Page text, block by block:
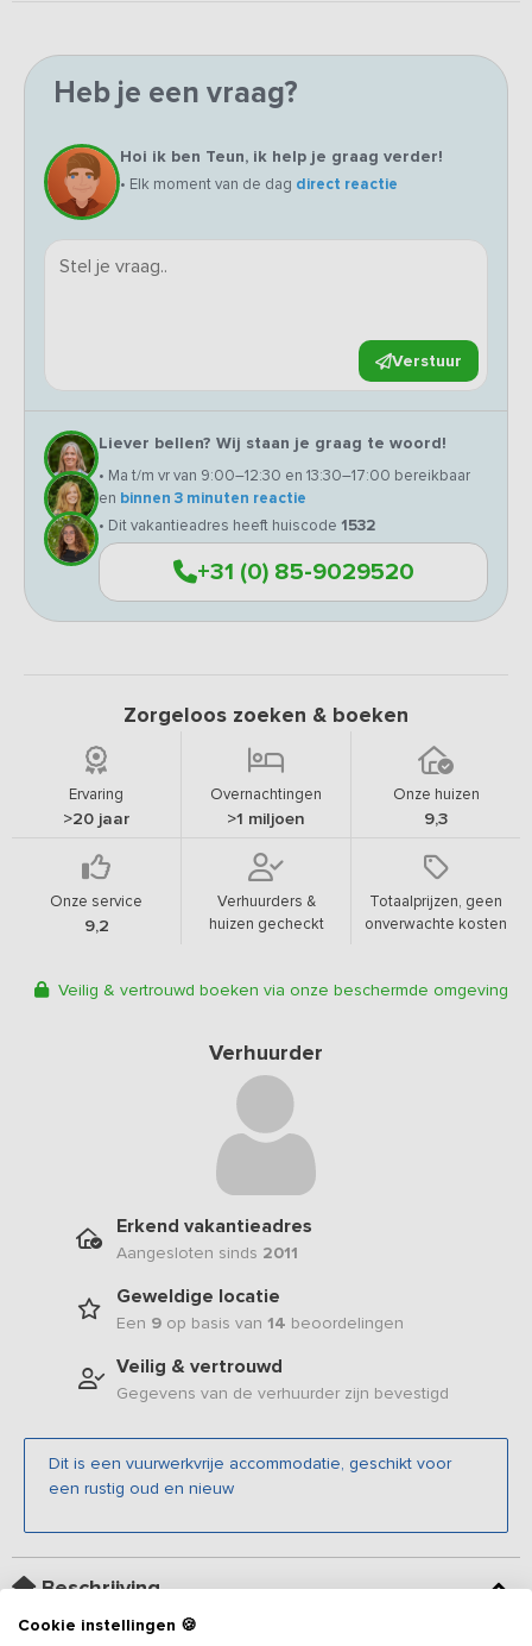
Heb je een vraag?
Hoi ik ben Teun, ik help je graag verder!
• Elk moment van de dag direct reactie
Verstuur
Liever bellen? Wij staan je graag te woord!
• Ma t/m vr van 9:00–12:30 en 13:30–17:00 bereikbaar
en binnen 3 minuten reactie
• Dit vakantieadres heeft huiscode 1532
+31 (0) 85-9029520
Zorgeloos zoeken & boeken
Ervaring
>20 jaar
Overnachtingen
>1 miljoen
Onze huizen
9,3
Onze service
9,2
Verhuurders &
huizen gecheckt
Totaalprijzen, geen
onverwachte kosten
Veilig & vertrouwd boeken via onze beschermde omgeving
Verhuurder
Erkend vakantieadres
Aangesloten sinds 2011
Geweldige locatie
Een 9 op basis van 14 beoordelingen
Veilig & vertrouwd
Gegevens van de verhuurder zijn bevestigd
Dit is een vuurwerkvrije accommodatie, geschikt voor
een rustig oud en nieuw
Beschrijving
Cookie instellingen 🍪